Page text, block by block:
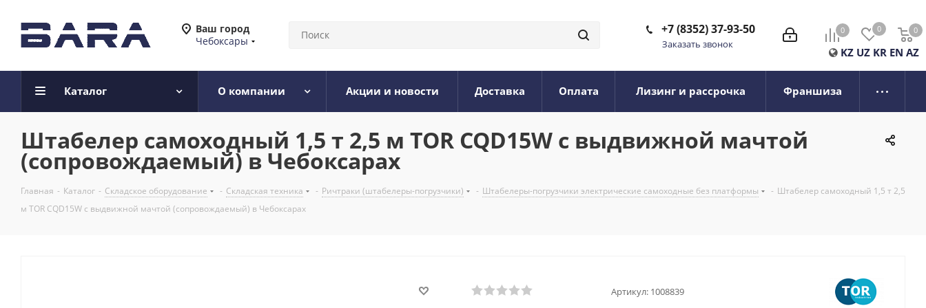
Ваш город
Чебоксары
0 0 0
0
KZ UZ KR EN AZ
+7 (8352) 37-93-50
Заказать звонок
Каталог О компании Акции и новости Доставка Оплата Лизинг и рассрочка Франшиза
Штабелер самоходный 1,5 т 2,5 м TOR CQD15W с выдвижной мачтой
(сопровождаемый) в Чебоксарах
Главная - Каталог - Складское оборудование - Складская техника - Ричтраки (штабелеры-погрузчики) - Штабелеры-погрузчики электрические самоходные без платформы - Штабелер самоходный 1,5 т 2,5
м TOR CQD15W с выдвижной мачтой (сопровождаемый) в Чебоксарах
Артикул: 1008839